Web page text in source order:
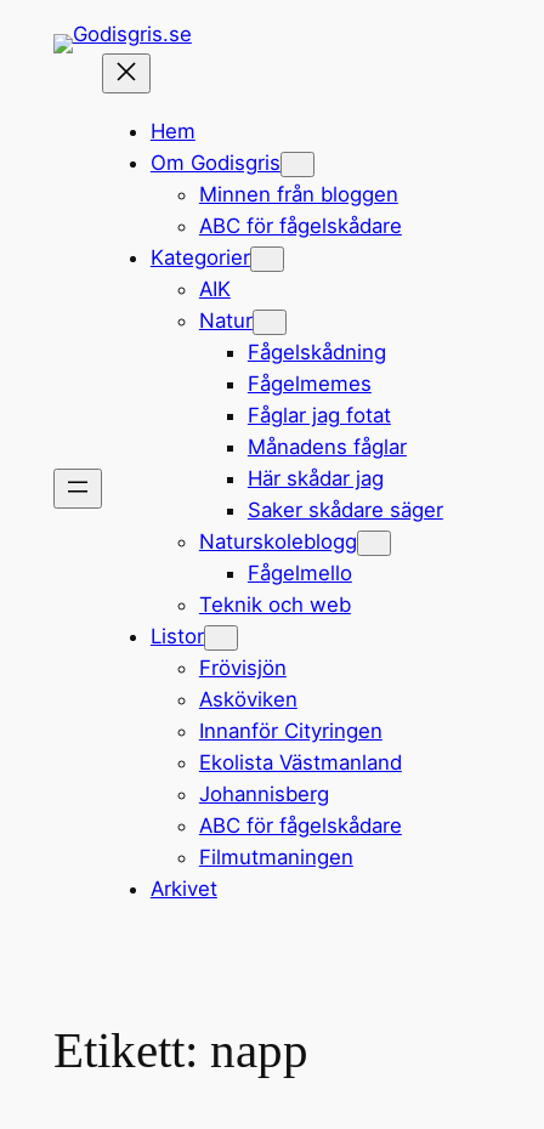
Hem
Om Godisgris
Minnen från bloggen
ABC för fågelskådare
Kategorier
AIK
Natur
Fågelskådning
Fågelmemes
Fåglar jag fotat
Månadens fåglar
Här skådar jag
Saker skådare säger
Naturskoleblogg
Fågelmello
Teknik och web
Listor
Frövisjön
Asköviken
Innanför Cityringen
Ekolista Västmanland
Johannisberg
ABC för fågelskådare
Filmutmaningen
Arkivet
Etikett: napp